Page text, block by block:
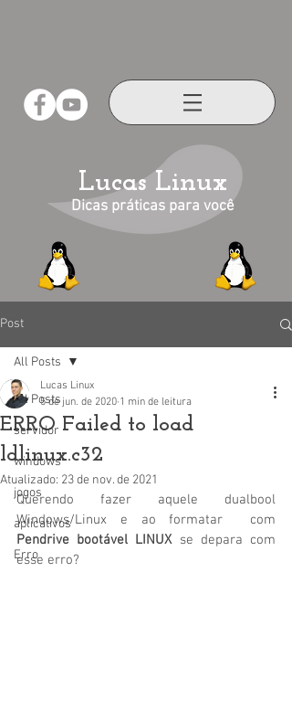
Lucas Linux
Dicas práticas para você
Post
All Posts
servidor
windows
jogos
aplicativos
Erro
All Posts
ERRO Failed to load
ldlinux.c32
Lucas Linux
5 de jun. de 2020 1 min de leitura
Atualizado: 23 de nov. de 2021
Querendo fazer aquele dualbool
Pendrive bootável LINUX se depara com
esse erro?